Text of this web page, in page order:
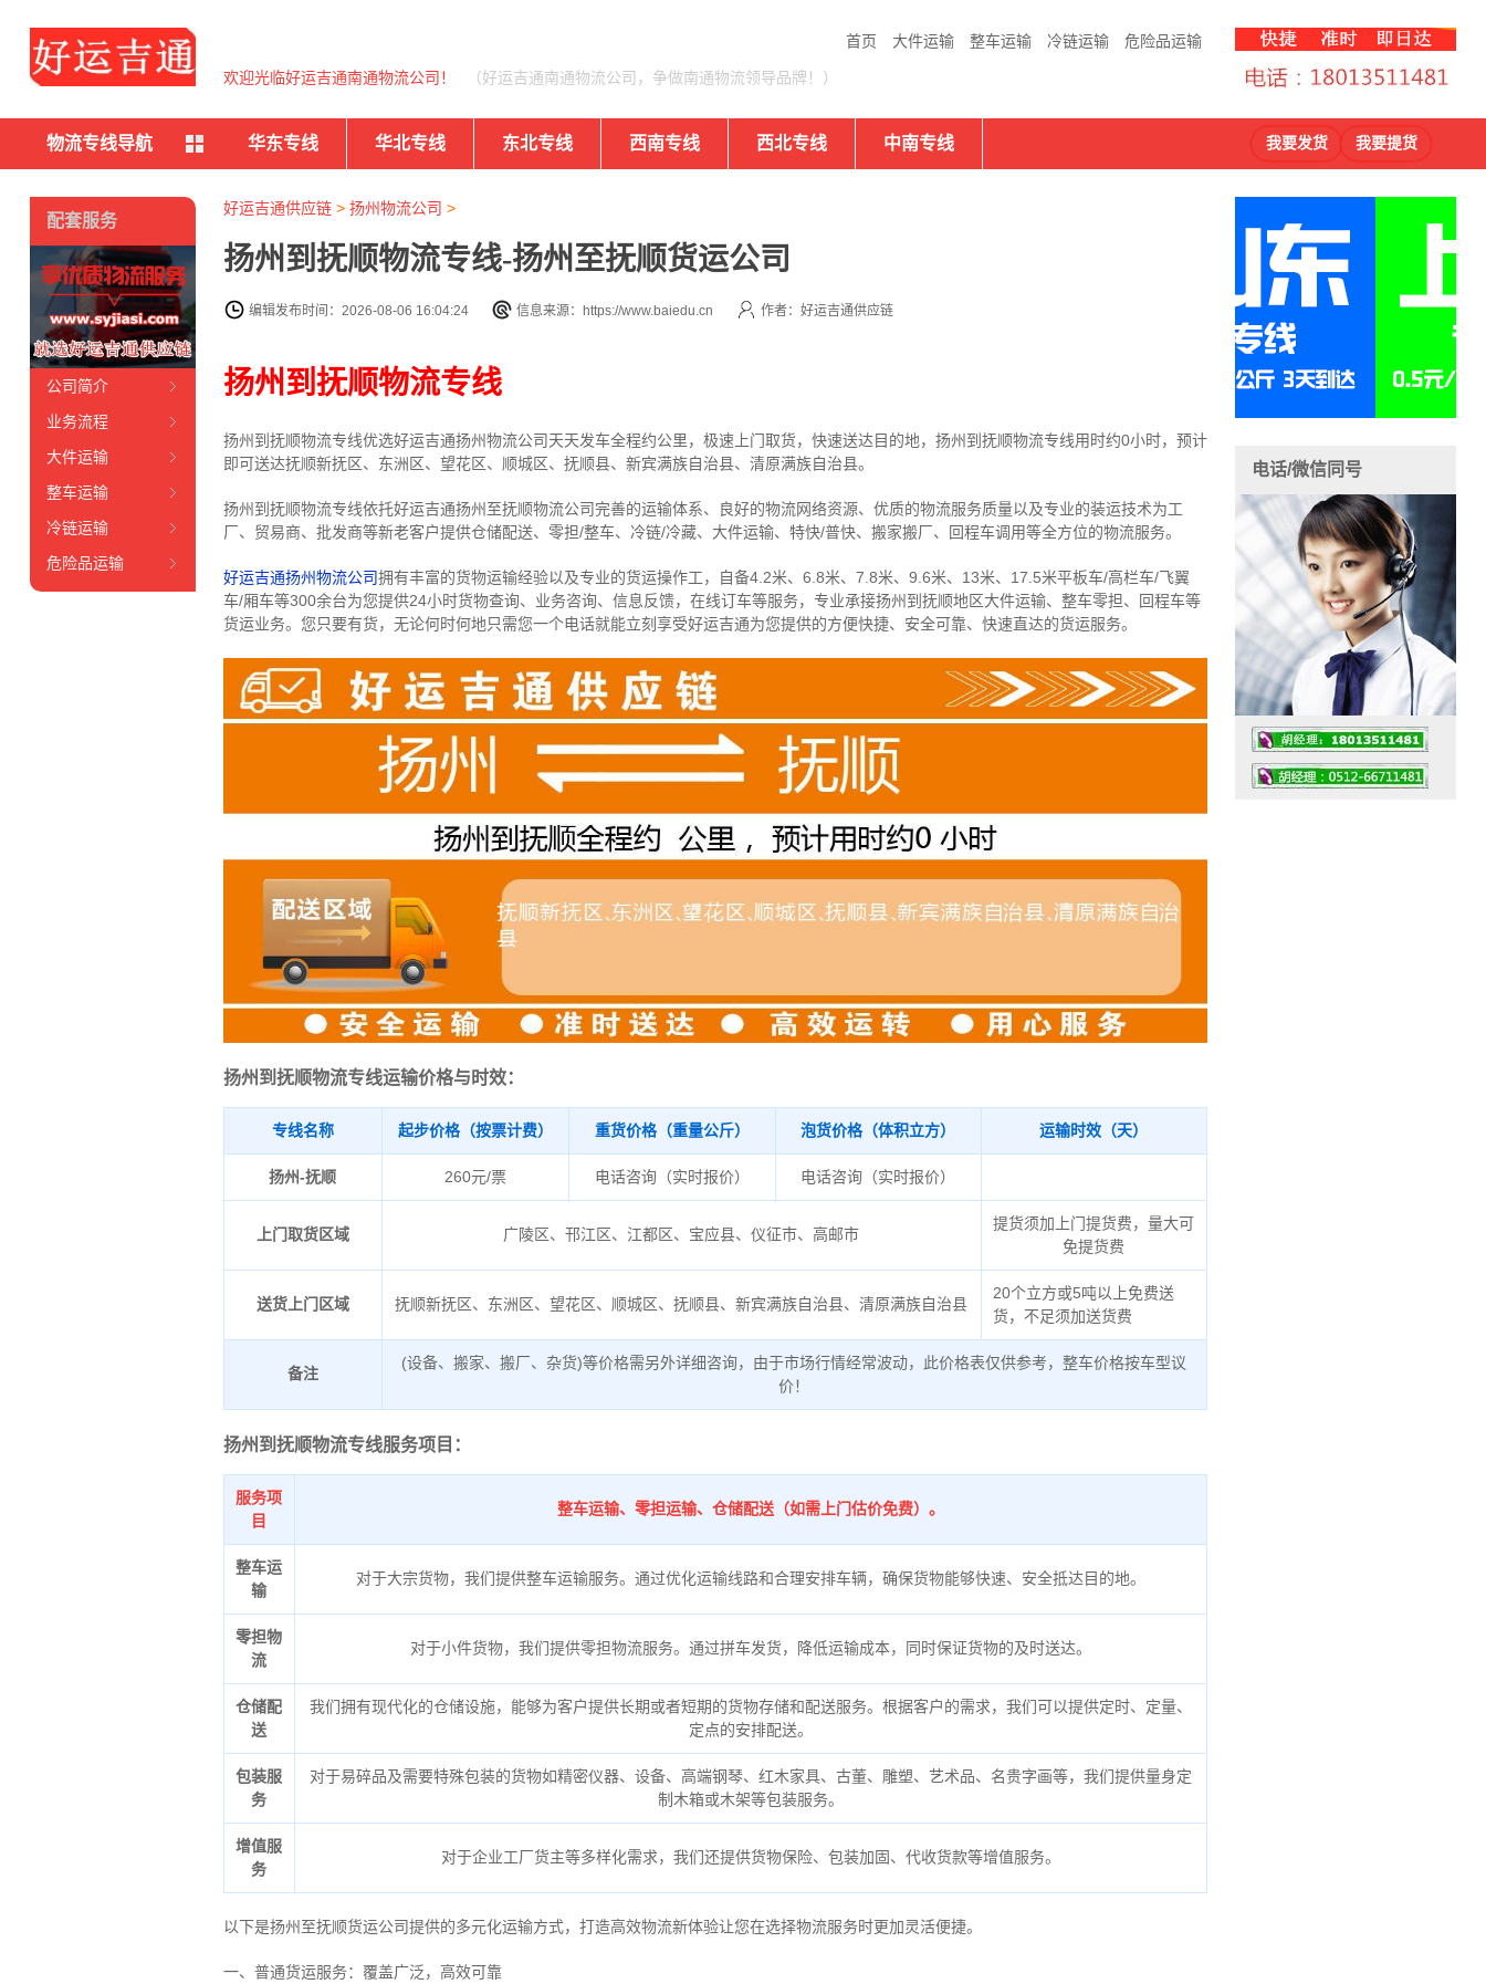
首页 大件运输 整车运输 冷链运输 危险品运输
欢迎光临好运吉通南通物流公司！ （好运吉通南通物流公司，争做南通物流领导品牌！）
物流专线导航 华东专线 华北专线 东北专线 西南专线 西北专线 中南专线 我要发货 我要提货
好运吉通供应链> 扬州物流公司 >
扬州到抚顺物流专线-扬州至抚顺货运公司
编辑发布时间：2026-08-06 16:04:24 信息来源：https://www.baiedu.cn 作者：好运吉通供应链
扬州到抚顺物流专线
扬州到抚顺物流专线优选好运吉通扬州物流公司天天发车全程约公里， 极速上门取货，快速送达目的地，扬州到抚顺物流专线用时约0小时，预计
即可送达抚顺新抚区、东洲区、望花区、顺城区、抚顺县、新宾满族自治县、清原满族自治县。
扬州到抚顺物流专线依托好运吉通扬州至抚顺物流公司完善的运输体系、良好的物流网络资源、优质的物流服务质量以及专业的装运技术为工
厂、贸易商、批发商等新老客户提供仓储配送、零担/整车、冷链/冷藏、大件运输、特快/普快、搬家搬厂、回程车调用等全方位的物流服务。
好运吉通扬州物流公司拥有丰富的货物运输经验以及专业的货运操作工，自备4.2米、6.8米、7.8米、9.6米、13米、17.5米平板车/高栏车/飞翼
车/厢车等300余台为您提供24小时货物查询、业务咨询、信息反馈，在线订车等服务， 专业承接扬州到抚顺地区大件运输、整车零担、回程车等
货运业务。 您只要有货，无论何时何地只需您一个电话就能立刻享受好运吉通为您提供的方便快捷、安全可靠、快速直达的货运服务。
扬州到抚顺物流专线运输价格与时效：
专线名称 起步价格（按票计费） 重货价格（重量公斤） 泡货价格（体积立方） 运输时效（天）
扬州-抚顺 260元/票 电话咨询（实时报价） 电话咨询（实时报价）
上门取货区域 广陵区、邗江区、江都区、宝应县、仪征市、高邮市
提货须加上门提货费，量大可
免提货费
送货上门区域 抚顺新抚区、东洲区、望花区、顺城区、抚顺县、新宾满族自治县、清原满族自治县
20个立方或5吨以上免费送
货，不足须加送货费
备注
(设备、搬家、搬厂、杂货)等价格需另外详细咨询，由于市场行情经常波动，此价格表仅供参考，整车价格按车型议
价！
扬州到抚顺物流专线服务项目：
服务项
目
整车运输、零担运输、仓储配送（如需上门估价免费）。
整车运
输
对于大宗货物，我们提供整车运输服务。通过优化运输线路和合理安排车辆，确保货物能够快速、安全抵达目的地。
零担物
流
对于小件货物，我们提供零担物流服务。通过拼车发货，降低运输成本，同时保证货物的及时送达。
仓储配
送
我们拥有现代化的仓储设施，能够为客户提供长期或者短期的货物存储和配送服务。根据客户的需求，我们可以提供定时、定量、
定点的安排配送。
包装服
务
对于易碎品及需要特殊包装的货物如精密仪器、设备、高端钢琴、红木家具、古董、雕塑、艺术品、名贵字画等，我们提供量身定
制木箱或木架等包装服务。
增值服
务
对于企业工厂货主等多样化需求，我们还提供货物保险、包装加固、代收货款等增值服务。
以下是扬州至抚顺货运公司提供的多元化运输方式，打造高效物流新体验让您在选择物流服务时更加灵活便捷。
一、普通货运服务：覆盖广泛，高效可靠
配套服务
公司简介
业务流程
大件运输
整车运输
冷链运输
危险品运输
电话/微信同号